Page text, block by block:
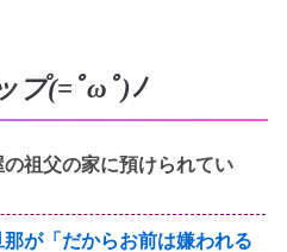
プ(=ﾟωﾟ)ﾉ
祖父の家に預けられてい
が「だからお前は嫌われる